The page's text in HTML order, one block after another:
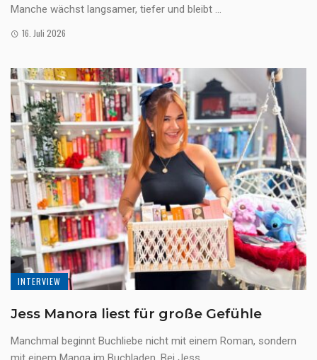
Manche wächst langsamer, tiefer und bleibt ...
16. Juli 2026
INTERVIEW
Jess Manora liest für große Gefühle
Manchmal beginnt Buchliebe nicht mit einem Roman, sondern